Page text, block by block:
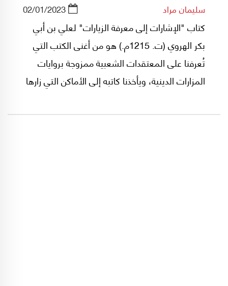
سليمان مراد 02/01/2023
كتاب "الإشارات إلى معرفة الزيارات" لعلي بن أبي
بكر الهروي (ت. 1215م.) هو من أغنى الكتب التي
تُعرفنا على المعتقدات الشعبية ممزوجة بروايات
المزارات الدينية، ويأخذنا كاتبه إلى الأماكن التي زارها
وبلاد الروم والجزيرة والحجاز واليمن والعراق وإيران